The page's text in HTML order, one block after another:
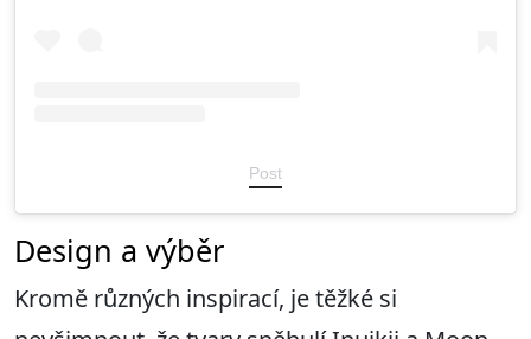
Post
Design a výběr
Kromě různých inspirací, je těžké si